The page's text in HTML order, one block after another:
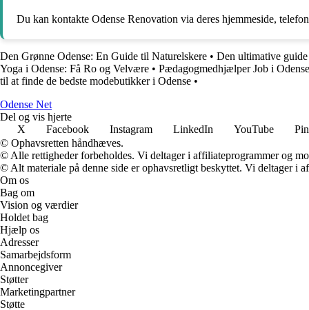
Du kan kontakte Odense Renovation via deres hjemmeside,
Den Grønne Odense: En Guide til Naturelskere • Den ultimative
Yoga i Odense: Få Ro og Velvære • Pædagogmedhjælper Job i
til at finde de bedste modebutikker i Odense •
Odense Net
Del og vis hjerte
X
Facebook Instagram LinkedIn YouTube
© Ophavsretten håndhæves.
© Alle rettigheder forbeholdes. Vi deltager i affiliateprogrammer og
© Alt materiale på denne side er ophavsretligt beskyttet. Vi deltager i
Om os
Bag om
Vision og værdier
Holdet bag
Hjælp os
Adresser
Samarbejdsform
Annoncegiver
Støtter
Marketingpartner
Støtte